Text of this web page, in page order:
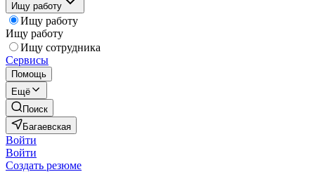
Ищу работу
Ищу работу
Ищу работу
Ищу сотрудника
Сервисы
Помощь
Ещё
Поиск
Багаевская
Войти
Войти
Создать резюме